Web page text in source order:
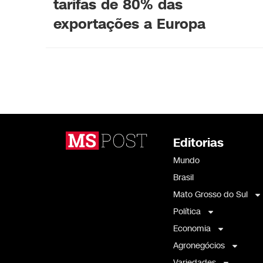
tarifas de 80% das
exportações a Europa
Editorias
Mundo
Brasil
Mato Grosso do Sul
Política
Economia
Agronegócios